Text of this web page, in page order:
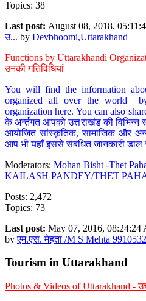
Topics: 38
Last post: August 08, 2018,
उ... by Devbhoomi,Uttarakhand
Functions by Uttarakhandi
उनकी गतिविधियां
You will find the information
organized all over the world by
organization here. You can also
के अर्न्तगत आपको उत्तराखंड की विभिन्न
आयोजित सांस्कृतिक, सामाजिक और अन्य
आप भी यहाँ इससे संबंधित जानकारी
Moderators: Mohan Bisht -Thet
KAILASH PANDEY/THET
Posts: 2,472
Topics: 73
Last post: May 07, 2016, 08:24:24
byएम.एस. मेहता /M S Mehta
Tourism in Uttarakhand
Photos & Videos of Uttarakhand -